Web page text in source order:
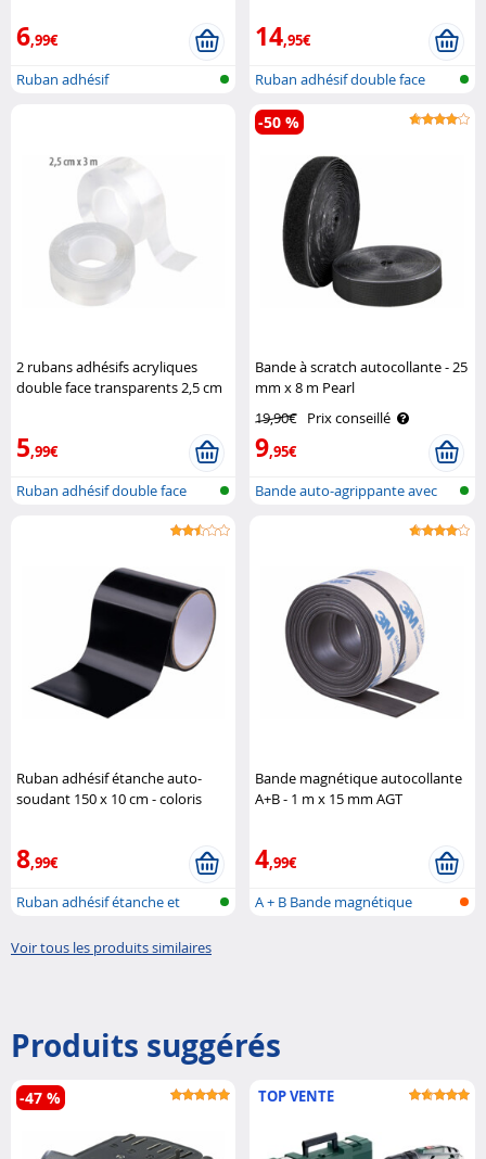
6,99€
Ruban adhésif
14,95€
Ruban adhésif double face
2 rubans adhésifs acryliques
double face transparents 2,5 cm
5,99€
Ruban adhésif double face
Bande à scratch autocollante - 25
mm x 8 m Pearl
19,90€ Prix conseillé
9,95€
-50 %
Bande auto-agrippante avec
Ruban adhésif étanche auto-
soudant 150 x 10 cm - coloris
8,99€
Ruban adhésif étanche et
Bande magnétique autocollante
A+B - 1 m x 15 mm AGT
4,99€
A + B Bande magnétique
Voir tous les produits similaires
Produits suggérés
-47 % TOP VENTE